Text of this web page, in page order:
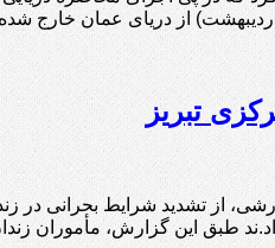
تبریز
بشر روز ۸ اردیبهشت ۱۴۰۵ با انتشار گزارشی،